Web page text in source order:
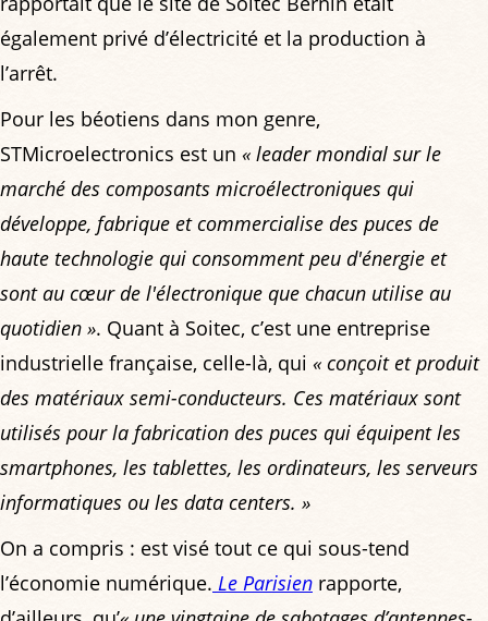
également privé d’électricité et la production à
l’arrêt.
Pour les béotiens dans mon genre,
STMicroelectronics est un « leader mondial sur le
marché des composants microélectroniques qui
développe, fabrique et commercialise des puces de
haute technologie qui consomment peu d'énergie et
sont au cœur de l'électronique que chacun utilise au
quotidien ». Quant à Soitec, c’est une entreprise
industrielle française, celle-là, qui « conçoit et produit
des matériaux semi-conducteurs. Ces matériaux sont
utilisés pour la fabrication des puces qui équipent les
smartphones, les tablettes, les ordinateurs, les serveurs
informatiques ou les data centers. »
On a compris : est visé tout ce qui sous-tend
l’économie numérique. Le Parisien rapporte,